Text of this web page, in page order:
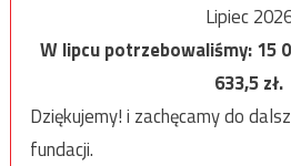
Lipiec
W lipcu potrzebowaliśmy:15
633,5zł.
Dziękujemy! i zachęcamy do
fundacji.